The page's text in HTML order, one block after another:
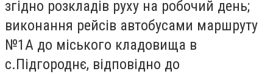
згідно розкладів руху на робочий день;
виконання рейсів автобусами маршруту
№1А до міського кладовища в
с.Підгороднє, відповідно до